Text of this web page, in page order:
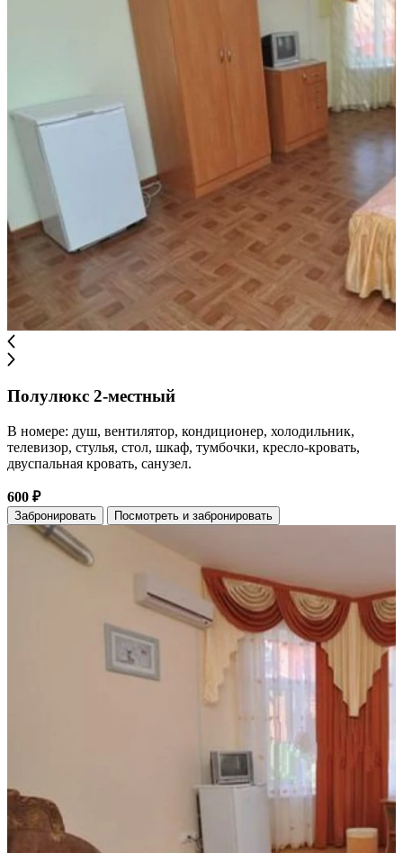
Полулюкс 2-местный
В номере: душ, вентилятор, кондиционер, холодильник,
телевизор, стулья, стол, шкаф, тумбочки, кресло-кровать,
двуспальная кровать, санузел.
600 ₽
Забронировать Посмотреть и забронировать